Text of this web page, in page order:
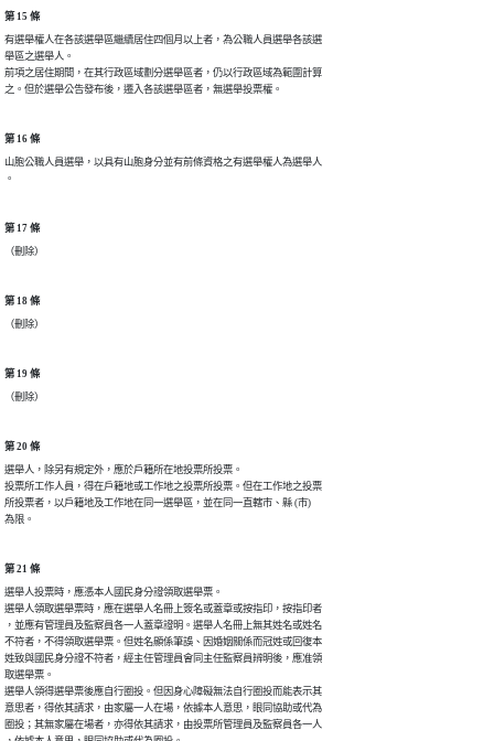
第 15 條
有選舉權人在各該選舉區繼續居住四個月以上者，為公職人員選舉各該選
舉區之選舉人。
前項之居住期間，在其行政區域劃分選舉區者，仍以行政區域為範圍計算
之。但於選舉公告發布後，遷入各該選舉區者，無選舉投票權。
第 16 條
山胞公職人員選舉，以具有山胞身分並有前條資格之有選舉權人為選舉人
。
第 17 條
（刪除）
第 18 條
（刪除）
第 19 條
（刪除）
第 20 條
選舉人，除另有規定外，應於戶籍所在地投票所投票。
投票所工作人員，得在戶籍地或工作地之投票所投票。但在工作地之投票
所投票者，以戶籍地及工作地在同一選舉區，並在同一直轄市、縣 (市)
為限。
第 21 條
選舉人投票時，應憑本人國民身分證領取選舉票。
選舉人領取選舉票時，應在選舉人名冊上簽名或蓋章或按指印，按指印者
，並應有管理員及監察員各一人蓋章證明。選舉人名冊上無其姓名或姓名
不符者，不得領取選舉票。但姓名顯係筆誤、因婚姻關係而冠姓或回復本
姓致與國民身分證不符者，經主任管理員會同主任監察員辨明後，應准領
取選舉票。
選舉人領得選舉票後應自行圈投。但因身心障礙無法自行圈投而能表示其
意思者，得依其請求，由家屬一人在場，依據本人意思，眼同協助或代為
圈投；其無家屬在場者，亦得依其請求，由投票所管理員及監察員各一人